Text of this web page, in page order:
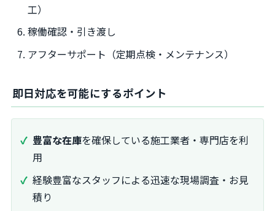
工）
稼働確認・引き渡し
アフターサポート（定期点検・メンテナンス）
即日対応を可能にするポイント
豊富な在庫を確保している施工業者・専門店を利
用
経験豊富なスタッフによる迅速な現場調査・お見
積り